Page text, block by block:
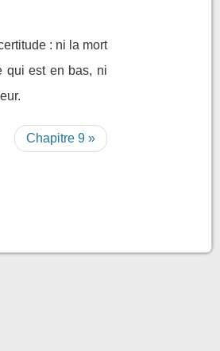
: ni la mort
qui est en bas, ni
Chapitre 9 »